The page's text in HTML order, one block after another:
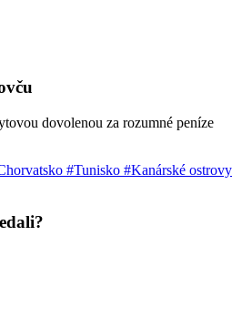
dovolenou za rozumné peníze
#Tunisko #Kanárské ostrovy